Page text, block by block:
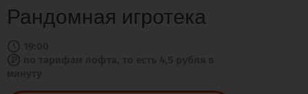
Рандомная игротека